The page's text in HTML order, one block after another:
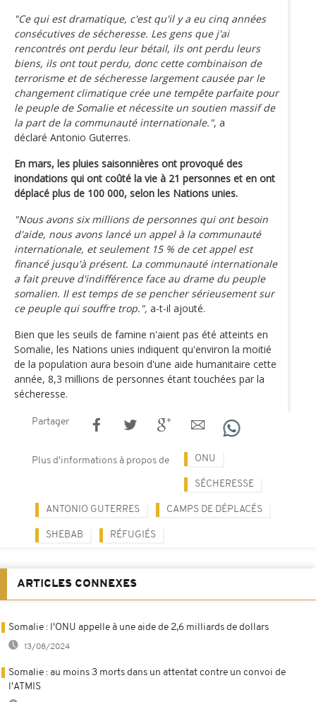
"Ce qui est dramatique, c'est qu'il y a eu cinq années
consécutives de sécheresse. Les gens que j'ai
rencontrés ont perdu leur bétail, ils ont perdu leurs
biens, ils ont tout perdu, donc cette combinaison de
terrorisme et de sécheresse largement causée par le
changement climatique crée une tempête parfaite pour
le peuple de Somalie et nécessite un soutien massif de
la part de la communauté internationale.", a
déclaré Antonio Guterres.
En mars, les pluies saisonnières ont provoqué des
inondations qui ont coûté la vie à 21 personnes et en ont
déplacé plus de 100 000, selon les Nations unies.
"Nous avons six millions de personnes qui ont besoin
d'aide, nous avons lancé un appel à la communauté
internationale, et seulement 15 % de cet appel est
financé jusqu'à présent. La communauté internationale
a fait preuve d'indifférence face au drame du peuple
somalien. Il est temps de se pencher sérieusement sur
ce peuple qui souffre trop.", a-t-il ajouté.
Bien que les seuils de famine n'aient pas été atteints en
Somalie, les Nations unies indiquent qu'environ la moitié
de la population aura besoin d'une aide humanitaire cette
année, 8,3 millions de personnes étant touchées par la
sécheresse.
Partager
Plus d'informations à propos de ONU
SÉCHERESSE
ANTONIO GUTERRES CAMPS DE DÉPLACÉS
SHEBAB RÉFUGIÉS
ARTICLES CONNEXES
Somalie : l'ONU appelle à une aide de 2,6 milliards de dollars
13/08/2024
Somalie : au moins 3 morts dans un attentat contre un convoi de
l'ATMIS